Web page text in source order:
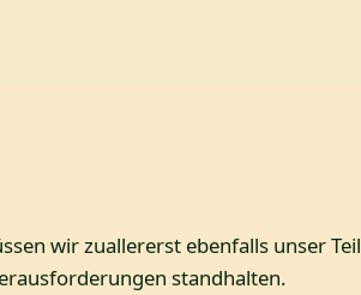
wir zuallererst ebenfalls unser
standhalten.